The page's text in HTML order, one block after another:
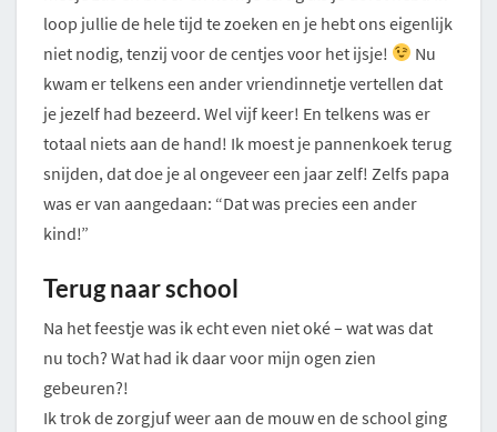
loop jullie de hele tijd te zoeken en je hebt ons eigenlijk
niet nodig, tenzij voor de centjes voor het ijsje!
Nu
kwam er telkens een ander vriendinnetje vertellen dat
je jezelf had bezeerd. Wel vijf keer! En telkens was er
totaal niets aan de hand! Ik moest je pannenkoek terug
snijden, dat doe je al ongeveer een jaar zelf! Zelfs papa
was er van aangedaan: “Dat was precies een ander
kind!”
Terug naar school
Na het feestje was ik echt even niet oké – wat was dat
nu toch? Wat had ik daar voor mijn ogen zien
gebeuren?!
Ik trok de zorgjuf weer aan de mouw en de school ging